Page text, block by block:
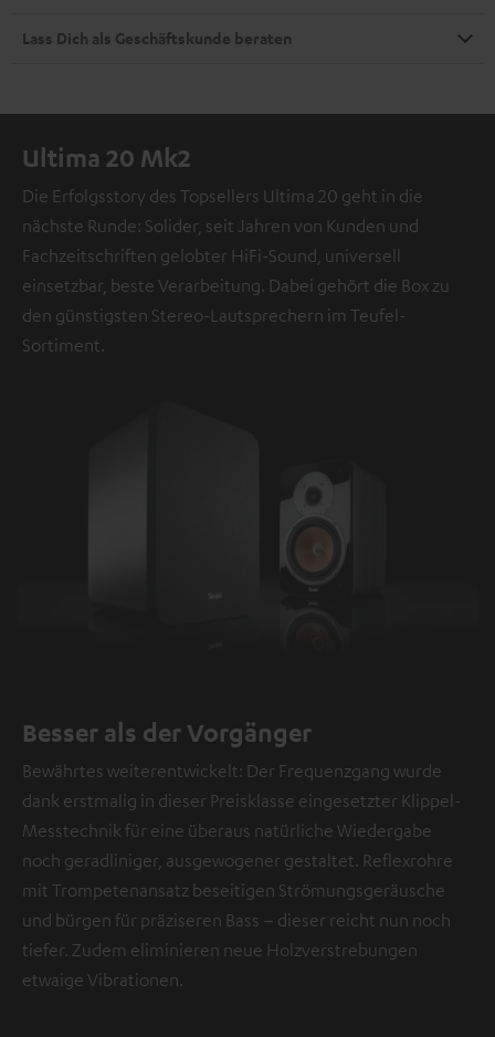
Lass Dich als Geschäftskunde beraten
Ultima 20 Mk2
Die Erfolgsstory des Topsellers Ultima 20 geht in die
nächste Runde: Solider, seit Jahren von Kunden und
Fachzeitschriften gelobter HiFi-Sound, universell
einsetzbar, beste Verarbeitung. Dabei gehört die Box zu
den günstigsten Stereo-Lautsprechern im Teufel-
Sortiment.
Besser als der Vorgänger
Bewährtes weiterentwickelt: Der Frequenzgang wurde
dank erstmalig in dieser Preisklasse eingesetzter Klippel-
Messtechnik für eine überaus natürliche Wiedergabe
noch geradliniger, ausgewogener gestaltet. Reflexrohre
mit Trompetenansatz beseitigen Strömungsgeräusche
und bürgen für präziseren Bass – dieser reicht nun noch
tiefer. Zudem eliminieren neue Holzverstrebungen
etwaige Vibrationen.